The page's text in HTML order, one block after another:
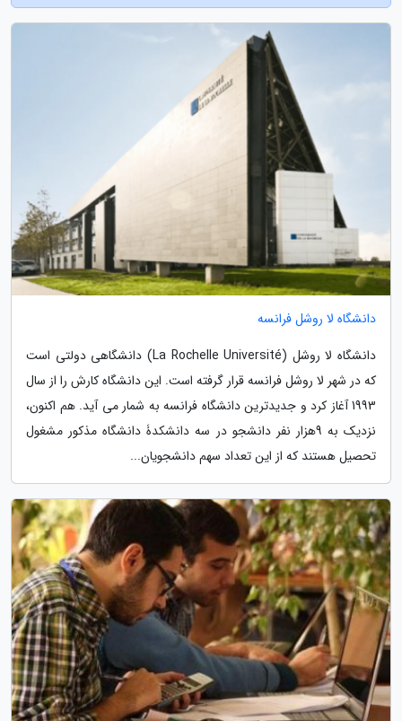
دانشگاه لا روشل فرانسه
دانشگاه لا روشل (La Rochelle Université) دانشگاهی دولتی است
که در شهر لا روشل فرانسه قرار گرفته است. این دانشگاه کارش را از سال
1993 آغاز کرد و جدیدترین دانشگاه فرانسه به شمار می آید. هم اکنون،
نزدیک به 9هزار نفر دانشجو در سه دانشکدۀ دانشگاه مذکور مشغول
تحصیل هستند که از این تعداد سهم دانشجویان...